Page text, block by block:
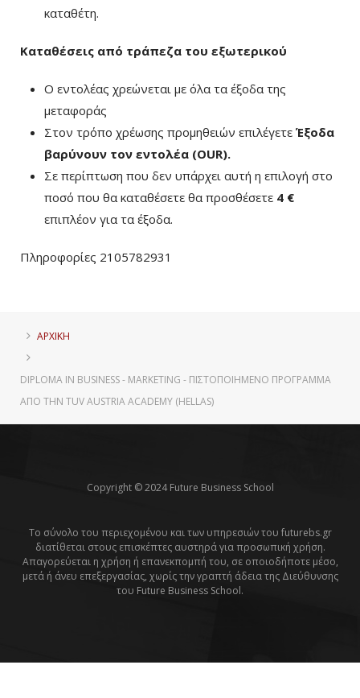
καταθέτη.
Καταθέσεις από τράπεζα του εξωτερικού
Ο εντολέας χρεώνεται με όλα τα έξοδα της
μεταφοράς
Στον τρόπο χρέωσης προμηθειών επιλέγετε Έξοδα
βαρύνουν τον εντολέα (ΟUR).
Σε περίπτωση που δεν υπάρχει αυτή η επιλογή στο
ποσό που θα καταθέσετε θα προσθέσετε 4 €
επιπλέον για τα έξοδα.
Πληροφορίες 2105782931
ΑΡΧΙΚΗ
DIPLOMA IN BUSINESS - MARKETING - ΠΙΣΤΟΠΟΙΗΜΈΝΟ ΠΡΌΓΡΑΜΜΑ
ΑΠΌ ΤΗΝ TUV AUSTRIA ACADEMY (HELLAS)
Copyright © 2024 Future Business School
Το σύνολο του περιεχομένου και των υπηρεσιών του futurebs.gr
διατίθεται στους επισκέπτες αυστηρά για προσωπική χρήση.
Απαγορεύεται η χρήση ή επανεκπομπή του, σε οποιοδήποτε μέσο,
μετά ή άνευ επεξεργασίας, χωρίς την γραπτή άδεια της Διεύθυνσης
του Future Business School.